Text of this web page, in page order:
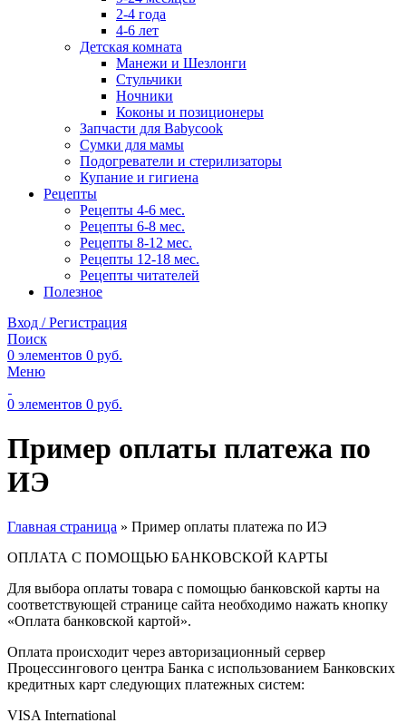
2-4 года
4-6 лет
Детская комната
Манежи и Шезлонги
Стульчики
Ночники
Коконы и позиционеры
Запчасти для Babycook
Сумки для мамы
Подогреватели и стерилизаторы
Купание и гигиена
Рецепты
Рецепты 4-6 мес.
Рецепты 6-8 мес.
Рецепты 8-12 мес.
Рецепты 12-18 мес.
Рецепты читателей
Полезное
Вход / Регистрация
Поиск
0 элементов 0 руб.
Меню
0 элементов 0 руб.
Пример оплаты платежа по
ИЭ
Главная страница » Пример оплаты платежа по ИЭ
ОПЛАТА С ПОМОЩЬЮ БАНКОВСКОЙ КАРТЫ
Для выбора оплаты товара с помощью банковской карты на
соответствующей странице сайта необходимо нажать кнопку
«Оплата банковской картой».
Оплата происходит через авторизационный сервер
Процессингового центра Банка с использованием Банковских
кредитных карт следующих платежных систем:
VISA International